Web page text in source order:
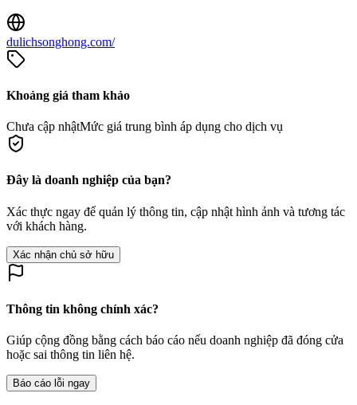
dulichsonghong.com/
Khoảng giá tham khảo
Chưa cập nhậtMức giá trung bình áp dụng cho dịch vụ
Đây là doanh nghiệp của bạn?
Xác thực ngay để quản lý thông tin, cập nhật hình ảnh và tương tác
với khách hàng.
Xác nhận chủ sở hữu
Thông tin không chính xác?
Giúp cộng đồng bằng cách báo cáo nếu doanh nghiệp đã đóng cửa
hoặc sai thông tin liên hệ.
Báo cáo lỗi ngay